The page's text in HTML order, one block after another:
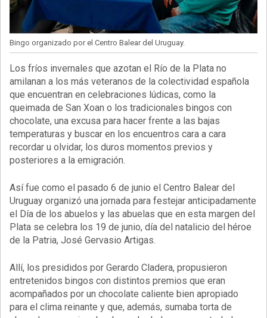
Bingo organizado por el Centro Balear del Uruguay.
Los fríos invernales que azotan el Río de la Plata no
amilanan a los más veteranos de la colectividad española
que encuentran en celebraciones lúdicas, como la
queimada de San Xoan o los tradicionales bingos con
chocolate, una excusa para hacer frente a las bajas
temperaturas y buscar en los encuentros cara a cara
recordar u olvidar, los duros momentos previos y
posteriores a la emigración.
Así fue como el pasado 6 de junio el Centro Balear del
Uruguay organizó una jornada para festejar anticipadamente
el Día de los abuelos y las abuelas que en esta margen del
Plata se celebra los 19 de junio, día del natalicio del héroe
de la Patria, José Gervasio Artigas.
Allí, los presididos por Gerardo Cladera, propusieron
entretenidos bingos con distintos premios que eran
acompañados por un chocolate caliente bien apropiado
para el clima reinante y que, además, sumaba torta de